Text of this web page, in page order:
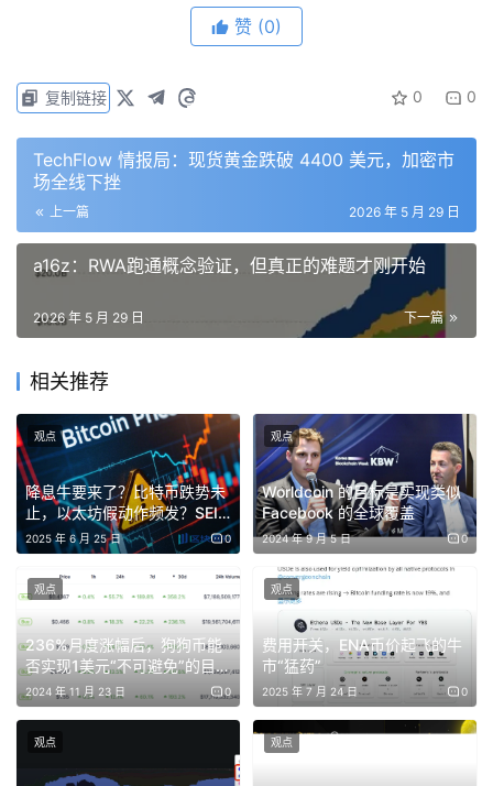
力也都是浪费的。”
“互连的带宽不够，砸再多的钱买 GPU 也是事倍功
半。”
“不管是训练还是推理，只要涉及协同工作，GPU 之间
就必须高速交换数据，这条数据通道就是互连。”
“光互连不是概念炒作，AI 数据中心的互连需求是真实
的、紧迫的、不可逆的。”
铜缆退场与光纤上位
“铜缆的传输速度已经接近物理极限，单根铜线能跑的
带宽已经到顶了。”
据中心的连接距离动辄是几十米、几百米。”
“光纤的带宽是铜缆的几十倍，距离几公里都没有问
题，能耗低到可以忽略。”
光模块的产业本质
“光模块负责的是不同机柜之间的通信，不是机柜内部
GPU 之间的通信。”
“光模块产业链和 GPU 产业链不是两个独立赛道，而是
GPU 出货量直接驱动光模块需求量。”
“一个光模块的制造横跨两套完全不同的半导体工艺体
系：InP 化合物半导体做光学芯片，硅做 DSP 芯片。”
赞 (0)
0 0
复制链接
TechFlow 情报局：现货黄金跌破 4400 美元，加密市
场全线下挫
上一篇 2026 年 5 月 29 日
a16z：RWA跑通概念验证，但真正的难题才刚开始
下一篇
2026 年 5 月 29 日
相关推荐
降息牛要来了？比特币跌势未
止，以太坊假动作频发？SEI
90%的大毛！WIF、UNI惊现
30%涨幅，你的山寨回本了
吗？
2025 年 6 月 25 日 0
观点
Worldcoin 的目标是实现类似
Facebook 的全球覆盖
2024 年 9 月 5 日 0
观点
236%月度涨幅后，狗狗币能
否实现1美元“不可避免”的目
标？
2024 年 11 月 23 日 0
观点
费用开关，ENA币价起飞的牛
市“猛药”
2025 年 7 月 24 日 0
观点
观点 观点